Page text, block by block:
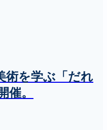
術を学ぶ「だれ
催。